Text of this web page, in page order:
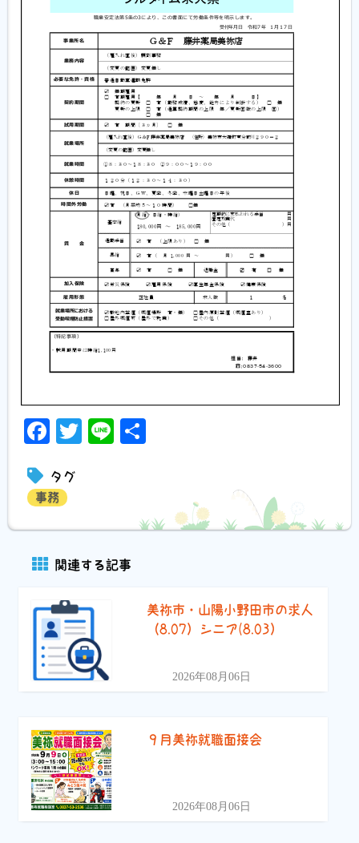
Facebook
Twitter
Line
タグ
事務
関連する記事
美祢市・山陽小野田市の求人
（8.07）シニア(8.03）
2026年08月06日
９月美祢就職面接会
2026年08月06日